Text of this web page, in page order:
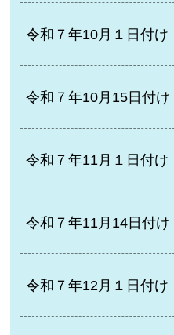
令和７年10月１日付け
令和７年10月15日付け
令和７年11月１日付け
令和７年11月14日付け
令和７年12月１日付け